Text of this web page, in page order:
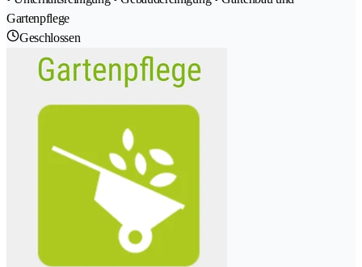
Gartenpflege
Geschlossen